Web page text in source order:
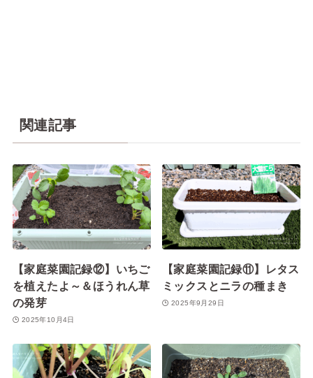
関連記事
【家庭菜園記録⑫】いちご
を植えたよ～＆ほうれん草
の発芽
2025年10月4日
【家庭菜園記録⑪】レタス
ミックスとニラの種まき
2025年9月29日